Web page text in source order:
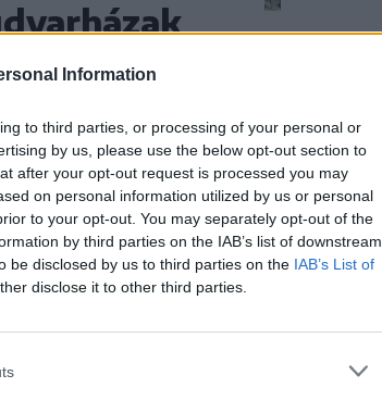
Information
to third parties, or processing of your personal or
by us, please use the below opt-out section to
after your opt-out request is processed you may
on personal information utilized by us or personal
to your opt-out. You may separately opt-out of the
by third parties on the IAB’s list of downstream
be disclosed by us to third parties on the IAB’s List of
disclose it to other third parties.
internetes
az Erdélyi